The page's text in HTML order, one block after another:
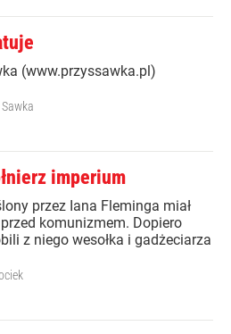
(www.przyssawka.pl)
imperium
przez Iana Fleminga miał
komunizmem. Dopiero
z niego wesołka i gadżeciarza